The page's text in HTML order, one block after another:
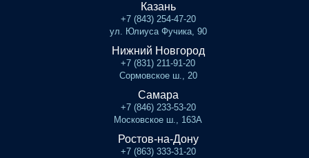
Казань
+7 (843) 254-47-20
ул. Юлиуса Фучика, 90
Нижний Новгород
+7 (831) 211-91-20
Сормовское ш., 20
Самара
+7 (846) 233-53-20
Московское ш., 163А
Ростов-на-Дону
+7 (863) 333-31-20